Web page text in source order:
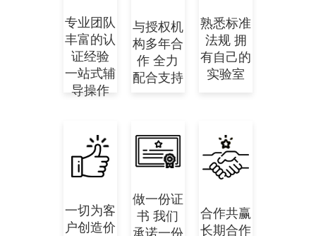
专业团队
丰富的认
证经验
一站式辅
导操作
与授权机
构多年合
作 全力
配合支持
熟悉标准
法规 拥
有自己的
实验室
一切为客
户创造价
做一份证
书 我们
承诺一份
合作共赢
长期合作